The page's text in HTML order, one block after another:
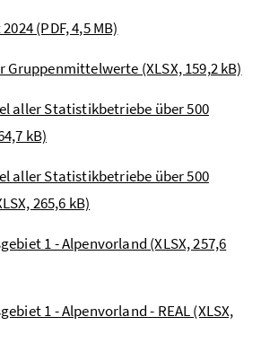
(PDF, 4,5 MB)
Gruppenmittelwerte (XLSX, 159,2 kB)
aller Statistikbetriebe über 500
kB)
aller Statistikbetriebe über 500
265,6 kB)
1 - Alpenvorland (XLSX, 257,6
1 - Alpenvorland - REAL (XLSX,